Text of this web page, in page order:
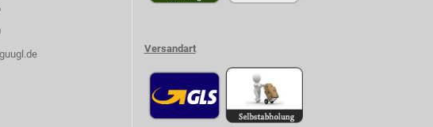
Versandart